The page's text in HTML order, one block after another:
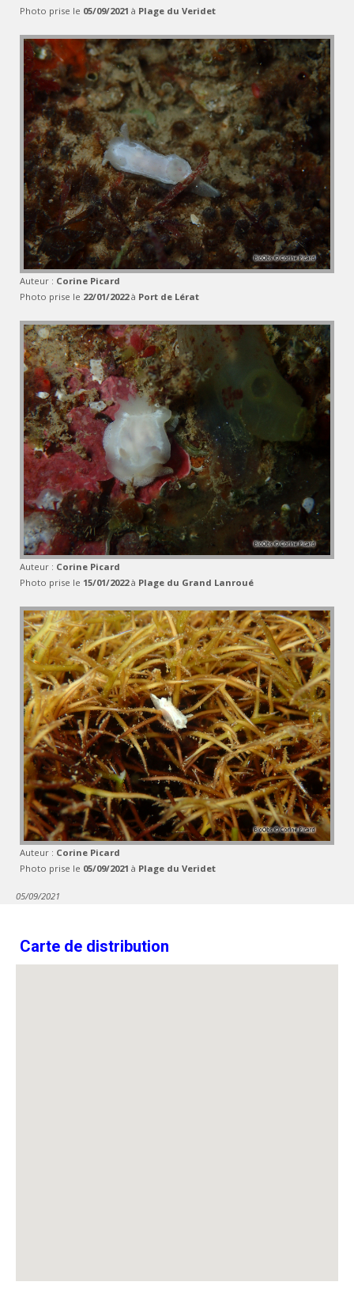
Photo prise le 05/09/2021 à Plage du Veridet
Auteur : Corine Picard
Photo prise le 22/01/2022à Port de Lérat
Auteur : Corine Picard
Photo prise le 15/01/2022à Plage du Grand Lanroué
Auteur : Corine Picard
Photo prise le 05/09/2021 à Plage du Veridet
05/09/2021
Carte de distribution